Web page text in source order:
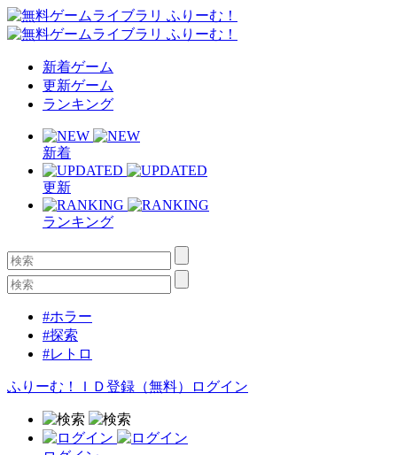
新着ゲーム
更新ゲーム
ランキング
新着
更新
ランキング
#ホラー
#探索
#レトロ
ふりーむ！ＩＤ登録（無料） ログイン